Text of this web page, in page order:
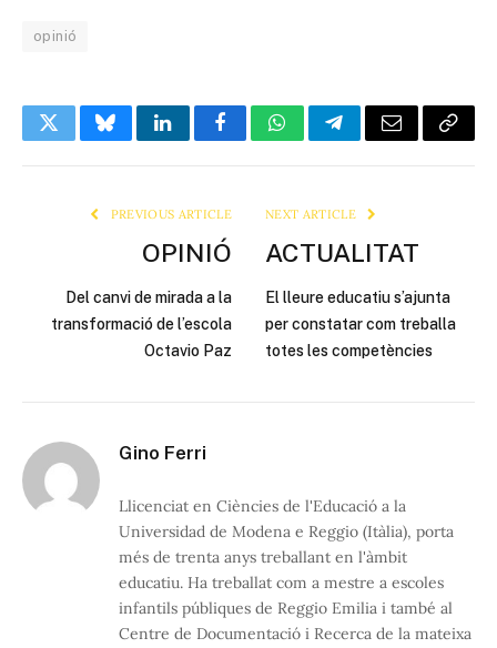
opinió
TwitterBlueskyLinkedInFacebookWhatsAppTelegramEmail Copy
PREVIOUS ARTICLE
OPINIÓ
Del canvi de mirada a la
transformació de l’escola
Octavio Paz
NEXT ARTICLE
ACTUALITAT
El lleure educatiu s’ajunta
per constatar com treballa
totes les competències
Gino Ferri
Llicenciat en Ciències de l'Educació a la
Universidad de Modena e Reggio (Itàlia), porta
més de trenta anys treballant en l'àmbit
educatiu. Ha treballat com a mestre a escoles
infantils públiques de Reggio Emilia i també al
Centre de Documentació i Recerca de la mateixa